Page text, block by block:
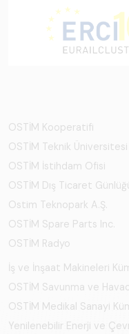
OSTİM Kooperatifi
OSTİM Teknik Üniversitesi
OSTİM İstihdam Ofisi
OSTİM Dış Ticaret
Ostim Teknopark A.Ş.
OSTİM Spare Parts Inc.
OSTİM Radyo
İş ve İnşaat Makineleri
OSTİM Savunma ve
OSTİM Medikal Sanayi
Yenilenebilir Enerji ve